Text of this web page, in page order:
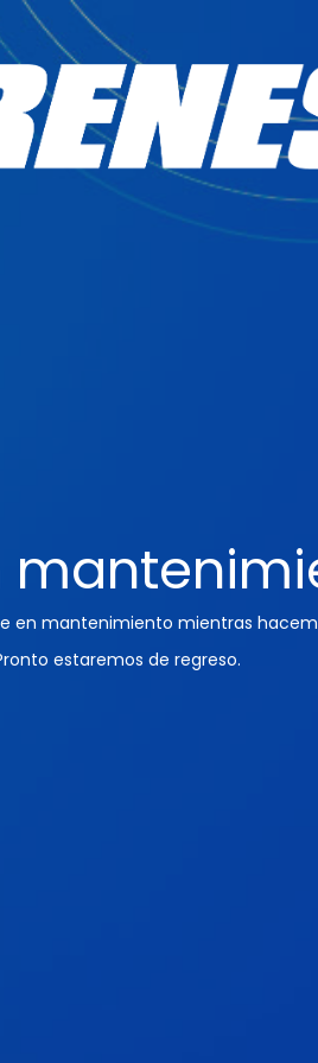
en mantenimiento mientras
estaremos de regreso.